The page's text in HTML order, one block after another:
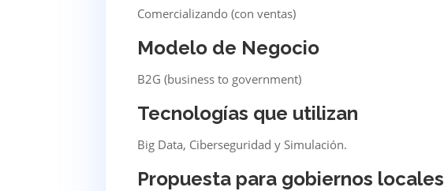
Comercializando (con ventas)
Modelo de Negocio
B2G (business to government)
Tecnologías que utilizan
Big Data, Ciberseguridad y Simulación.
Propuesta para gobiernos locales